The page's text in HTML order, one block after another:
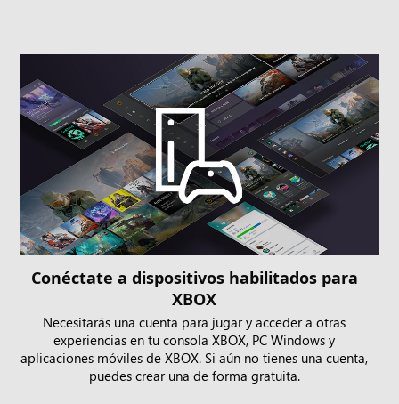
Conéctate a dispositivos habilitados para
XBOX
Necesitarás una cuenta para jugar y acceder a otras
experiencias en tu consola XBOX, PC Windows y
aplicaciones móviles de XBOX. Si aún no tienes una cuenta,
puedes crear una de forma gratuita.